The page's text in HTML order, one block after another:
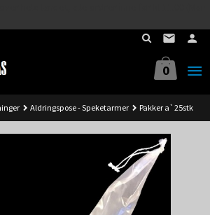
0
Aldringspose - Speketarmer Pakker a`25stk